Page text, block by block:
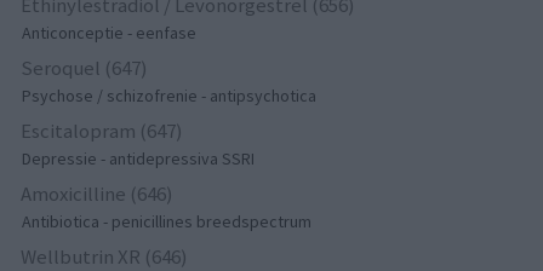
Anticonceptie - eenfase
Seroquel (647)
Psychose / schizofrenie - antipsychotica
Escitalopram (647)
Depressie - antidepressiva SSRI
Amoxicilline (646)
Antibiotica - penicillines breedspectrum
Wellbutrin XR (646)